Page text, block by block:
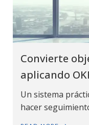
Convierte
aplicando
Un sistema
hacer